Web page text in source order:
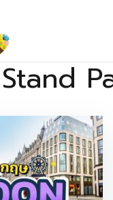
ว้ในที่เดียว
Stand